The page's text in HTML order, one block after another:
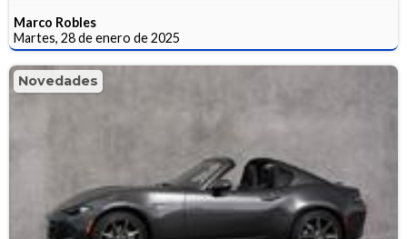
Marco Robles
Martes, 28 de enero de 2025
Novedades